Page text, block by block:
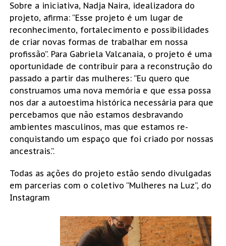
Sobre a iniciativa, Nadja Naira, idealizadora do
projeto, afirma: “Esse projeto é um lugar de
reconhecimento, fortalecimento e possibilidades
de criar novas formas de trabalhar em nossa
profissão”. Para Gabriela Valcanaia, o projeto é uma
oportunidade de contribuir para a reconstrução do
passado a partir das mulheres: “Eu quero que
construamos uma nova memória e que essa possa
nos dar a autoestima histórica necessária para que
percebamos que não estamos desbravando
ambientes masculinos, mas que estamos re-
conquistando um espaço que foi criado por nossas
ancestrais.”.
Todas as ações do projeto estão sendo divulgadas
em parcerias com o coletivo “Mulheres na Luz”, do
Instagram